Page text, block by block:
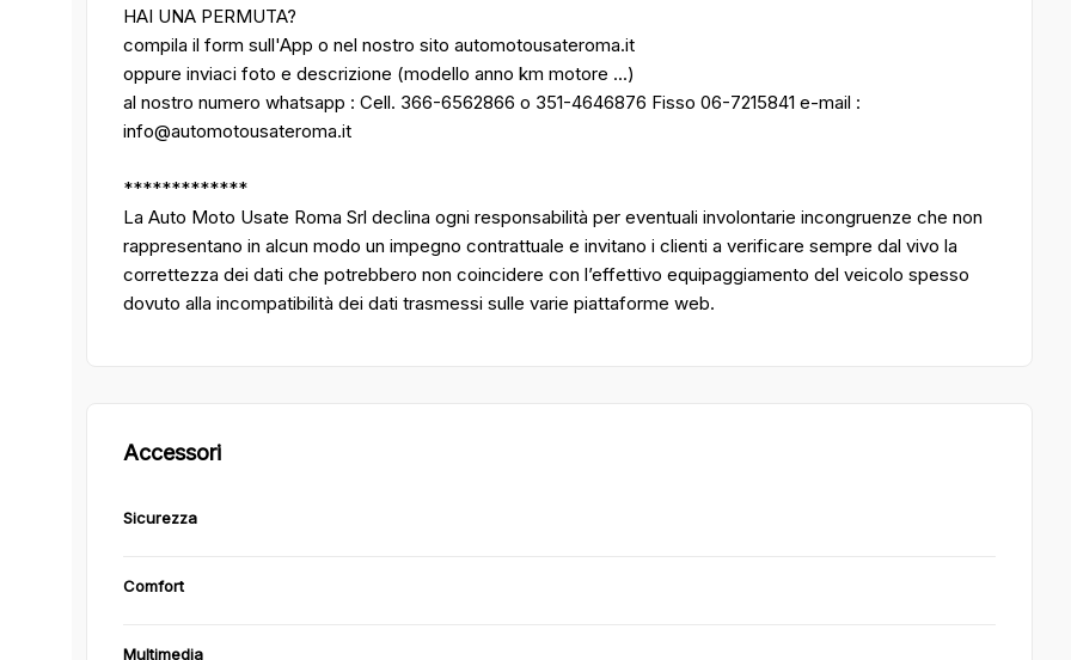
HAI UNA PERMUTA?
compila il form sull'App o nel nostro sito automotousateroma.it
oppure inviaci foto e descrizione (modello anno km motore ...)
al nostro numero whatsapp : Cell. 366-6562866 o 351-4646876 Fisso 06-7215841 e-mail :
info@automotousateroma.it
*************
La Auto Moto Usate Roma Srl declina ogni responsabilità per eventuali involontarie incongruenze che non
rappresentano in alcun modo un impegno contrattuale e invitano i clienti a verificare sempre dal vivo la
correttezza dei dati che potrebbero non coincidere con l’effettivo equipaggiamento del veicolo spesso
dovuto alla incompatibilità dei dati trasmessi sulle varie piattaforme web.
Accessori
Sicurezza
Comfort
Multimedia